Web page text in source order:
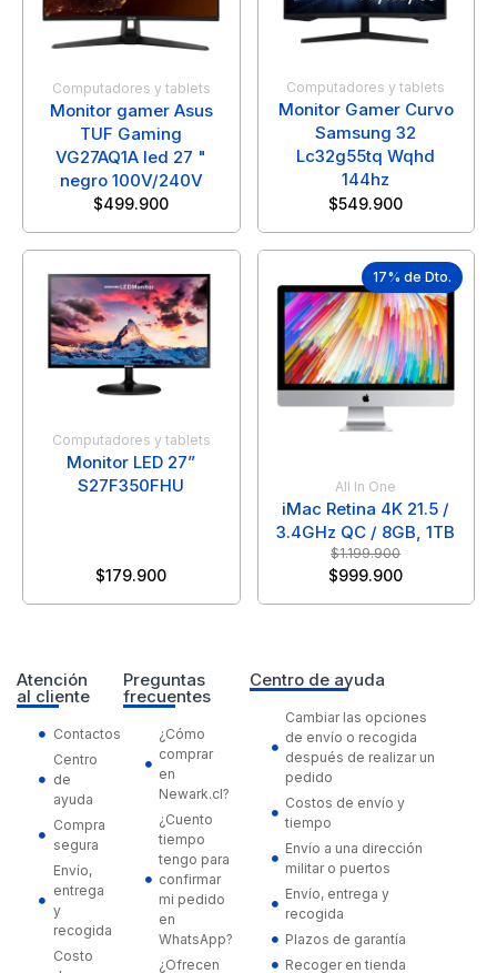
Computadores y tablets
Monitor gamer Asus
TUF Gaming
VG27AQ1A led 27 "
negro 100V/240V
$499.900
Computadores y tablets
Monitor Gamer Curvo
Samsung 32
Lc32g55tq Wqhd
144hz
$549.900
Computadores y tablets
Monitor LED 27”
S27F350FHU
$179.900
17% de Dto.
All In One
iMac Retina 4K 21.5 /
3.4GHz QC / 8GB, 1TB
$1.199.900
$999.900
Atención
al cliente
Contactos
Centro
de
ayuda
Compra
segura
Envío,
entrega
y
recogida
Costo
Preguntas
frecuentes
¿Cómo
comprar
en
Newark.cl?
¿Cuento
tiempo
tengo para
confirmar
mi pedido
en
WhatsApp?
¿Ofrecen
Centro de ayuda
Cambiar las opciones
de envío o recogida
después de realizar un
pedido
Costos de envío y
tiempo
Envío a una dirección
militar o puertos
Envío, entrega y
recogida
Plazos de garantía
Recoger en tienda